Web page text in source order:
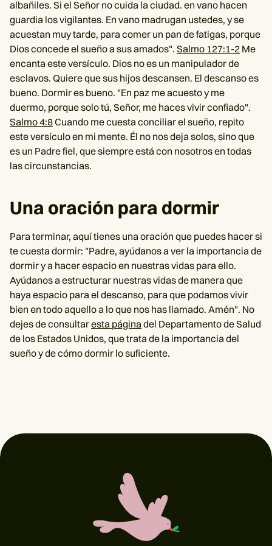
albañiles. Si el Señor no cuida la ciudad. en vano hacen
guardia los vigilantes. En vano madrugan ustedes, y se
acuestan muy tarde, para comer un pan de fatigas, porque
Dios concede el sueño a sus amados". Salmo 127:1-2 Me
encanta este versículo. Dios no es un manipulador de
esclavos. Quiere que sus hijos descansen. El descanso es
bueno. Dormir es bueno. "En paz me acuesto y me
duermo, porque solo tú, Señor, me haces vivir confiado".
Salmo 4:8Cuando me cuesta conciliar el sueño, repito
este versículo en mi mente. Él no nos deja solos, sino que
es un Padre fiel, que siempre está con nosotros en todas
las circunstancias.
Una oración para dormir
Para terminar, aquí tienes una oración que puedes hacer si
te cuesta dormir: "Padre, ayúdanos a ver la importancia de
dormir y a hacer espacio en nuestras vidas para ello.
Ayúdanos a estructurar nuestras vidas de manera que
haya espacio para el descanso, para que podamos vivir
bien en todo aquello a lo que nos has llamado. Amén". No
dejes de consultaresta página del Departamento de Salud
de los Estados Unidos, que trata de la importancia del
sueño y de cómo dormir lo suficiente.